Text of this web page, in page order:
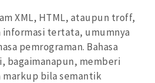
XML, HTML, ataupun troff,
informasi tertata, umumnya
pemrograman. Bahasa
bagaimanapun, memberi
markup bila semantik